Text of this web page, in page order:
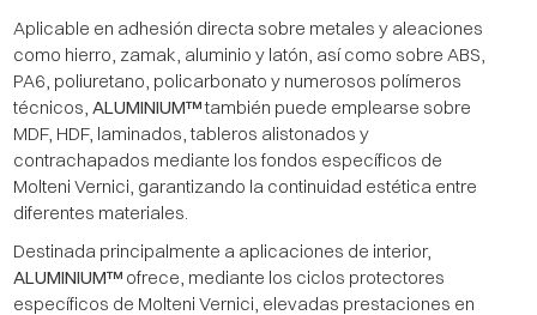
Aplicable en adhesión directa sobre metales y aleaciones
como hierro, zamak, aluminio y latón, así como sobre ABS,
PA6, poliuretano, policarbonato y numerosos polímeros
técnicos,ALUMINIUM™también puede emplearse sobre
MDF, HDF, laminados, tableros alistonados y
contrachapados mediante los fondos específicos de
Molteni Vernici, garantizando la continuidad estética entre
diferentes materiales.
Destinada principalmente a aplicaciones de interior,
ALUMINIUM™ ofrece, mediante los ciclos protectores
específicos de Molteni Vernici, elevadas prestaciones en